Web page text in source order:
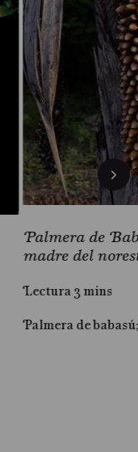
Palmera de
madre del
Lectura 3 mins
Palmera de